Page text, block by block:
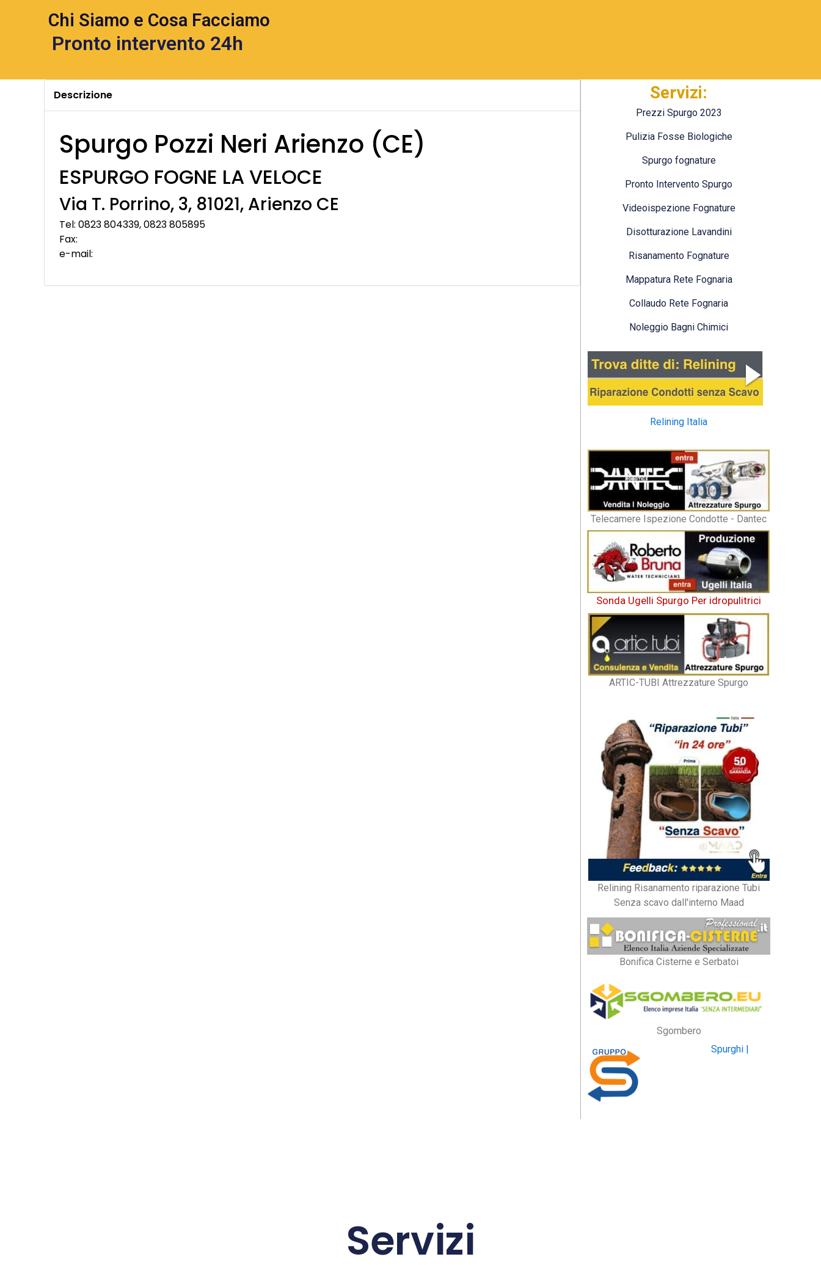
Chi Siamo e Cosa Facciamo
Pronto intervento 24h
Descrizione
Spurgo Pozzi Neri Arienzo (CE)
ESPURGO FOGNE LA VELOCE
Via T. Porrino, 3, 81021, Arienzo CE
Tel: 0823 804339, 0823 805895
Fax:
e-mail:
Servizi:
Prezzi Spurgo 2023
Pulizia Fosse Biologiche
Spurgo fognature
Pronto Intervento Spurgo
Videoispezione Fognature
Disotturazione Lavandini
Risanamento Fognature
Mappatura Rete Fognaria
Collaudo Rete Fognaria
Noleggio Bagni Chimici
Relining Italia
Telecamere Ispezione Condotte - Dantec
Sonda Ugelli Spurgo Per idropulitrici
ARTIC-TUBI Attrezzature Spurgo
Relining Risanamento riparazione Tubi
Senza scavo dall'interno Maad
Bonifica Cisterne e Serbatoi
Sgombero
Spurghi |
Servizi